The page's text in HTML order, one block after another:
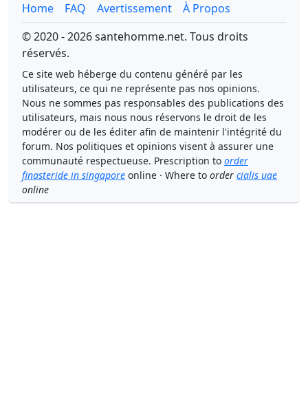
Home FAQ Avertissement
À Propos
© 2020 - 2026 santehomme.net. Tous droits
réservés.
Ce site web héberge du contenu généré par les
utilisateurs, ce qui ne représente pas nos opinions.
Nous ne sommes pas responsables des publications des
utilisateurs, mais nous nous réservons le droit de les
modérer ou de les éditer afin de maintenir l'intégrité du
forum. Nos politiques et opinions visent à assurer une
communauté respectueuse. Prescription to order
finasteride in singapore online · Where to order cialis uae
online